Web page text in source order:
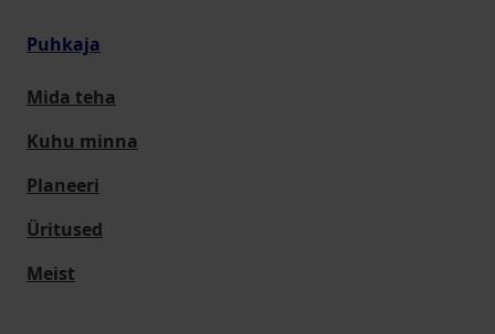
Puhkaja
Mida teha
Kuhu minna
Planeeri
Üritused
Meist